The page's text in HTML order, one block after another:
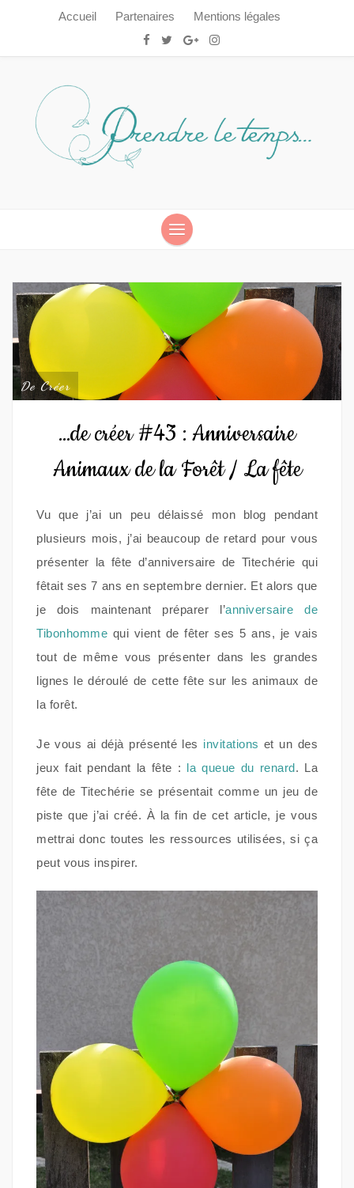
Accueil Partenaires Mentions légales
De Créer
…de créer #43 : Anniversaire
Animaux de la Forêt / La fête
Vu que j’ai un peu délaissé mon blog pendant
plusieurs mois, j’ai beaucoup de retard pour vous
présenter la fête d’anniversaire de Titechérie qui
fêtait ses 7 ans en septembre dernier. Et alors que
je dois maintenant préparer l’anniversaire de
Tibonhomme qui vient de fêter ses 5 ans, je vais
tout de même vous présenter dans les grandes
lignes le déroulé de cette fête sur les animaux de
la forêt.
Je vous ai déjà présenté les invitations et un des
jeux fait pendant la fête : la queue du renard. La
fête de Titechérie se présentait comme un jeu de
piste que j’ai créé. À la fin de cet article, je vous
mettrai donc toutes les ressources utilisées, si ça
peut vous inspirer.